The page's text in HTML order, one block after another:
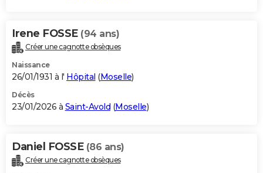
Irene FOSSE (94 ans)
Créer une cagnotte obsèques
Naissance
26/01/1931 à l' Hôpital (Moselle)
Décès
23/01/2026 à Saint-Avold (Moselle)
Daniel FOSSE (86 ans)
Créer une cagnotte obsèques